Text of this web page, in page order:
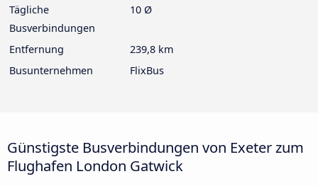
Tägliche
Busverbindungen
10 Ø
Entfernung
239,8 km
Busunternehmen
FlixBus
Günstigste Busverbindungen von Exeter zum
Flughafen London Gatwick